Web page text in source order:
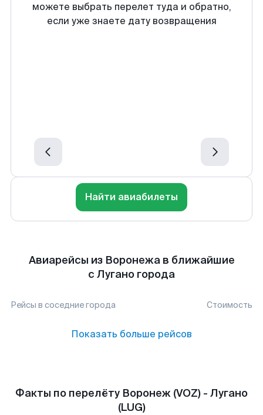
можете выбрать перелет туда и обратно,
если уже знаете дату возвращения
Найти авиабилеты
Авиарейсы из Воронежа в ближайшие
с Лугано города
Рейсы в соседние города Стоимость
Показать больше рейсов
Факты по перелёту Воронеж (VOZ) - Лугано
(LUG)